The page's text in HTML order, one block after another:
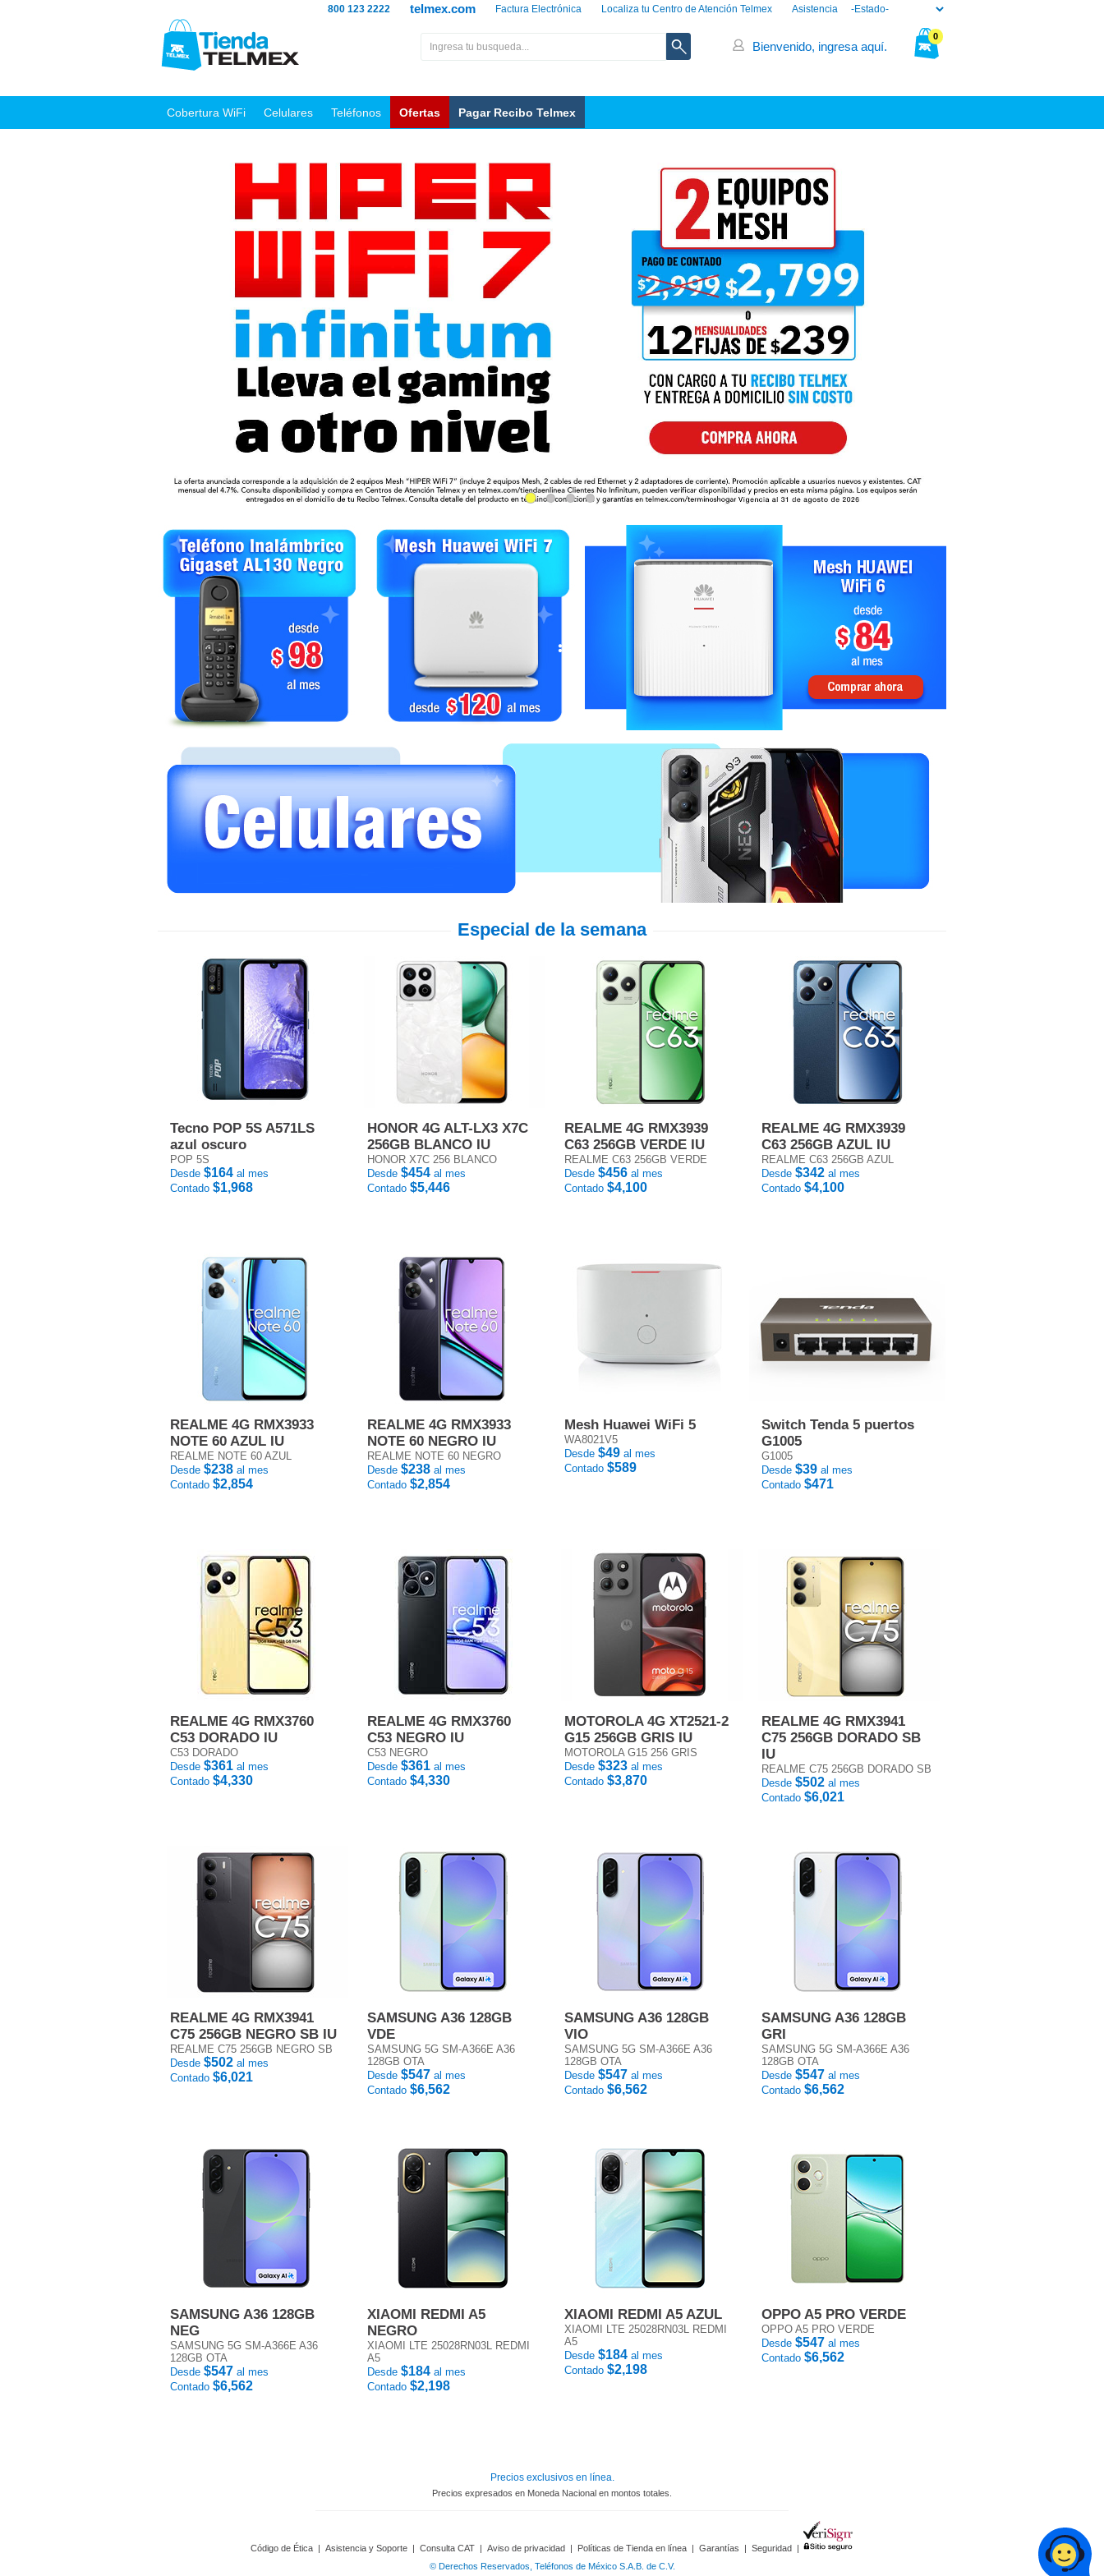
Asistencia
Localiza tu Centro de Atención Telmex
Factura Electrónica
telmex.com
800 123 2222
0
Bienvenido, ingresa aquí.
Cobertura WiFi Celulares Teléfonos Ofertas Pagar Recibo Telmex
Especial de la semana
Tecno POP 5S A571LS
azul oscuro
POP 5S
Desde $164 al mes
Contado $1,968
HONOR 4G ALT-LX3 X7C
256GB BLANCO IU
HONOR X7C 256 BLANCO
Desde $454 al mes
Contado $5,446
REALME 4G RMX3939
C63 256GB VERDE IU
REALME C63 256GB VERDE
Desde $456 al mes
Contado $4,100
REALME 4G RMX3939
C63 256GB AZUL IU
REALME C63 256GB AZUL
Desde $342 al mes
Contado $4,100
REALME 4G RMX3933
NOTE 60 AZUL IU
REALME NOTE 60 AZUL
Desde $238 al mes
Contado $2,854
REALME 4G RMX3933
NOTE 60 NEGRO IU
REALME NOTE 60 NEGRO
Desde $238 al mes
Contado $2,854
Mesh Huawei WiFi 5
WA8021V5
Desde $49 al mes
Contado $589
Switch Tenda 5 puertos
G1005
G1005
Desde $39 al mes
Contado $471
REALME 4G RMX3760
C53 DORADO IU
C53 DORADO
Desde $361 al mes
Contado $4,330
REALME 4G RMX3760
C53 NEGRO IU
C53 NEGRO
Desde $361 al mes
Contado $4,330
MOTOROLA 4G XT2521-2
G15 256GB GRIS IU
MOTOROLA G15 256 GRIS
Desde $323 al mes
Contado $3,870
REALME 4G RMX3941
C75 256GB DORADO SB
IU
REALME C75 256GB DORADO SB
Desde $502 al mes
Contado $6,021
REALME 4G RMX3941
C75 256GB NEGRO SB IU
REALME C75 256GB NEGRO SB
Desde $502 al mes
Contado $6,021
SAMSUNG A36 128GB
VDE
SAMSUNG 5G SM-A366E A36
128GB OTA
Desde $547 al mes
Contado $6,562
SAMSUNG A36 128GB
VIO
SAMSUNG 5G SM-A366E A36
128GB OTA
Desde $547 al mes
Contado $6,562
SAMSUNG A36 128GB
GRI
SAMSUNG 5G SM-A366E A36
128GB OTA
Desde $547 al mes
Contado $6,562
SAMSUNG A36 128GB
NEG
SAMSUNG 5G SM-A366E A36
128GB OTA
Desde $547 al mes
Contado $6,562
XIAOMI REDMI A5
NEGRO
XIAOMI LTE 25028RN03L REDMI
A5
Desde $184 al mes
Contado $2,198
XIAOMI REDMI A5 AZUL
XIAOMI LTE 25028RN03L REDMI
A5
Desde $184 al mes
Contado $2,198
OPPO A5 PRO VERDE
OPPO A5 PRO VERDE
Desde $547 al mes
Contado $6,562
Precios exclusivos en línea.
Precios expresados en Moneda Nacional en montos totales.
Código de Ética | Asistencia y Soporte | Consulta CAT | Aviso de privacidad | Políticas de Tienda en línea | Garantías | Seguridad |
© Derechos Reservados, Teléfonos de México S.A.B. de C.V.